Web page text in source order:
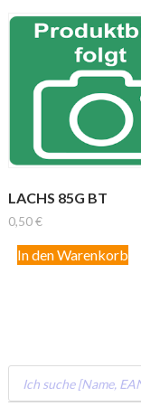
LACHS 85G BT
0,50€
In den Warenkorb
Products
search